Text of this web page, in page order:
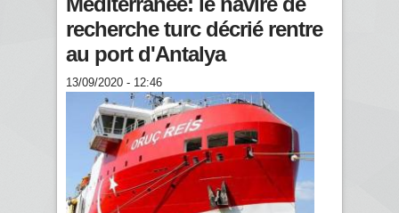
recherche turc décrié rentre
au port d'Antalya
13/09/2020 - 12:46